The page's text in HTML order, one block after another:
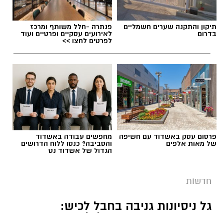
תיקון והתקנה שערים חשמליים
בדרום
פנתרה -חלל משותף ומרכז
לאירועים עסקיים ופרטיים ועוד
לפרטים לחצו >>
פרסום עסק באשדוד עם חשיפה
של מאות אלפים
מחפשים עבודה באשדוד
והסביבה? כנסו ללוח הדרושים
הגדול של אשדוד נט
חדשות
גל ניסיונות גניבה בחבל לכיש: